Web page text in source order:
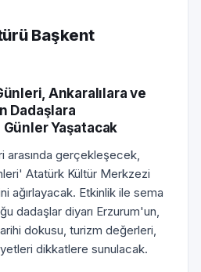
Başkent
Ankaralılara ve
Dadaşlara
Yaşatacak
arasında gerçekleşecek,
Atatürk Kültür Merkzezi
ağırlayacak. Etkinlik ile sema
dadaşlar diyarı Erzurum'un,
dokusu, turizm değerleri,
dikkatlere sunulacak.